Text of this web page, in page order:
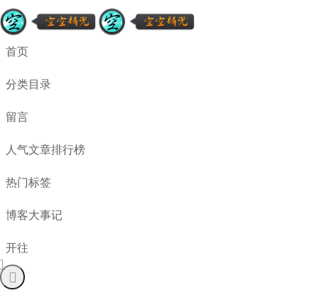
首页
分类目录
留言
人气文章排行榜
热门标签
博客大事记
开往